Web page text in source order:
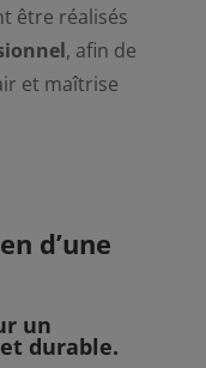
être réalisés
, afin de
et maîtrise
d’une
un
durable.